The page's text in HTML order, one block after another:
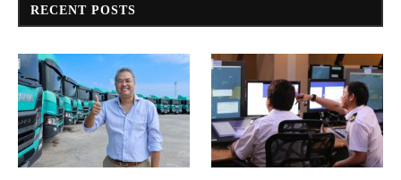
RECENT POSTS